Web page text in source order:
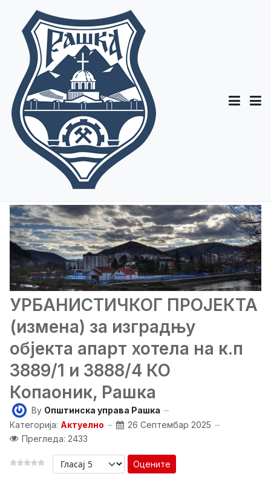
УРБАНИСТИЧКОГ ПРОЈЕКТА
(измена) за изградњу
објекта апарт хотела на к.п
3889/1 и 3888/4 КО
Копаоник, Рашка
By Општинска управа Рашка
Категорија: Актуелно
26 Септембар 2025
Прегледа: 2433
Оцените